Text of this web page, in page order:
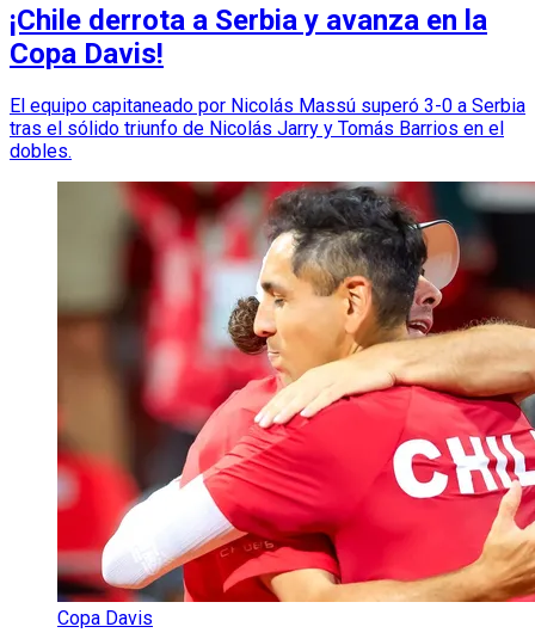
¡Chile derrota a Serbia y avanza en la
Copa Davis!
El equipo capitaneado por Nicolás Massú superó 3-0 a Serbia
tras el sólido triunfo de Nicolás Jarry y Tomás Barrios en el
dobles.
Copa Davis